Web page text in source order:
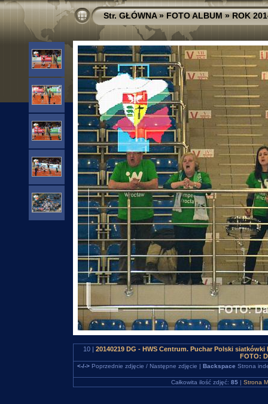
Str. GŁÓWNA»FOTO ALBUM»ROK
10 | 20140219 DG - HWS Centrum. Puchar Polski
FOTO:
<-/->Poprzednie zdjęcie / Następne zdjęcie | Backspace Strona
Całkowita ilość zdjęć: 85 | Strona